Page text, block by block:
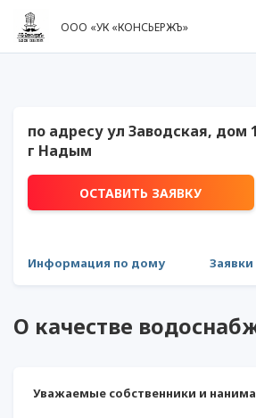
ООО «УК «КОНСЬЕРЖЪ»
по адресу ул Заводская, дом
г Надым
ОСТАВИТЬ ЗАЯВКУ
Информация по дому Заявки
О качестве
Уважаемые собственники и